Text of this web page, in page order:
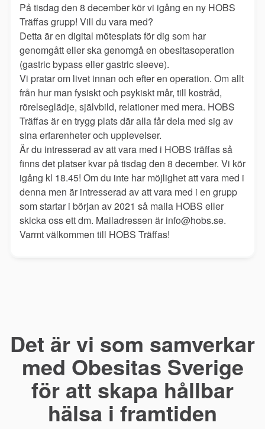
På tisdag den 8 december kör vi igång en ny HOBS
Träffas grupp! Vill du vara med?
Detta är en digital mötesplats för dig som har
genomgått eller ska genomgå en obesitasoperation
(gastric bypass eller gastric sleeve).
Vi pratar om livet innan och efter en operation. Om allt
från hur man fysiskt och psykiskt mår, till kostråd,
rörelseglädje, självbild, relationer med mera. HOBS
Träffas är en trygg plats där alla får dela med sig av
sina erfarenheter och upplevelser.
Är du intresserad av att vara med i HOBS träffas så
finns det platser kvar på tisdag den 8 december. Vi kör
igång kl 18.45! Om du inte har möjlighet att vara med i
denna men är intresserad av att vara med i en grupp
som startar i början av 2021 så maila HOBS eller
skicka oss ett dm. Mailadressen är info@hobs.se.
Varmt välkommen till HOBS Träffas!
Det är vi som samverkar
med Obesitas Sverige
för att skapa hållbar
hälsa i framtiden